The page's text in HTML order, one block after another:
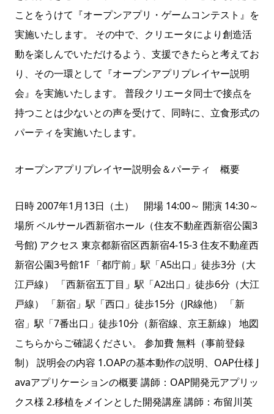
ことをうけて『オープンアプリ・ゲームコンテスト』を
実施いたします。 その中で、クリエータにより創造活
動を楽しんでいただけるよう、支援できたらと考えてお
り、その一環として『オープンアプリプレイヤー説明
会』を実施いたします。 普段クリエータ同士で接点を
持つことは少ないとの声を受けて、同時に、立食形式の
パーティを実施いたします。
オープンアプリプレイヤー説明会＆パーティ 概要
日時 2007年1月13日（土） 開場 14:00～ 開演 14:30～
場所 ベルサール西新宿ホール（住友不動産西新宿公園3
号館) アクセス 東京都新宿区西新宿4-15-3 住友不動産西
新宿公園3号館1F 「都庁前」駅「A5出口」徒歩3分（大
江戸線） 「西新宿五丁目」駅「A2出口」徒歩6分（大江
戸線） 「新宿」駅「西口」徒歩15分（JR線他） 「新
宿」駅「7番出口」徒歩10分（新宿線、京王新線） 地図
こちらからご確認ください。 参加費 無料（事前登録
制） 説明会の内容 1.OAPの基本動作の説明、OAP仕様 J
avaアプリケーションの概要 講師：OAP開発元アプリッ
クス様 2.移植をメインとした開発講座 講師：布留川英